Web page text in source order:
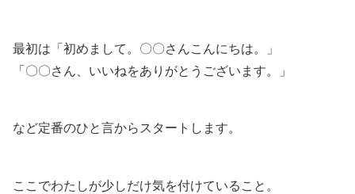
最初は「初めまして。〇〇さんこんにちは。」
「〇〇さん、いいねをありがとうございます。」
など定番のひと言からスタートします。
ここでわたしが少しだけ気を付けていること。